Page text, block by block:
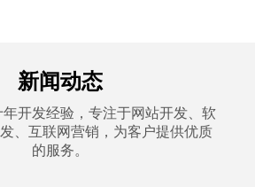
新闻动态
开发经验，专注于网站开发、软
、互联网营销，为客户提供优质
的服务。